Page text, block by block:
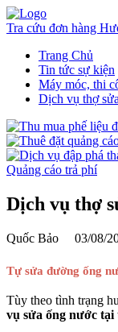
Tra cứu đơn hàng
Trang Chủ
Tin tức sự kiện
Máy móc, thi
Dịch vụ thợ
Quảng cáo trả phí
Dịch vụ thợ
Quốc Bảo 03/08/
Tự sửa đường ống
Tùy theo tình trạng
vụ sửa ống nước tại